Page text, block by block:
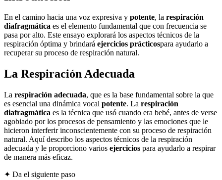
En el camino hacia una voz expresiva y potente, la respiración
diafragmática es el elemento fundamental que con frecuencia se
pasa por alto. Este ensayo explorará los aspectos técnicos de la
respiración óptima y brindará ejercicios prácticospara ayudarlo a
recuperar su proceso de respiración natural.
La Respiración Adecuada
La respiración adecuada, que es la base fundamental sobre la que
es esencial una dinámica vocal potente. La respiración
diafragmática es la técnica que usó cuando era bebé, antes de verse
agobiado por los procesos de pensamiento y las emociones que le
hicieron interferir inconscientemente con su proceso de respiración
natural. Aquí describo los aspectos técnicos de la respiración
adecuada y le proporciono varios ejercicios para ayudarlo a respirar
de manera más eficaz.
✦ Da el siguiente paso